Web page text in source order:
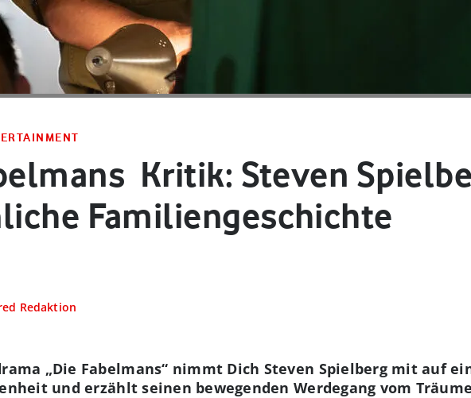
Kritik: Steven
Familiengeschichte
Redaktion
„Die Fabelmans“ nimmt Dich Steven Spielberg mit auf
und erzählt seinen bewegenden Werdegang vom